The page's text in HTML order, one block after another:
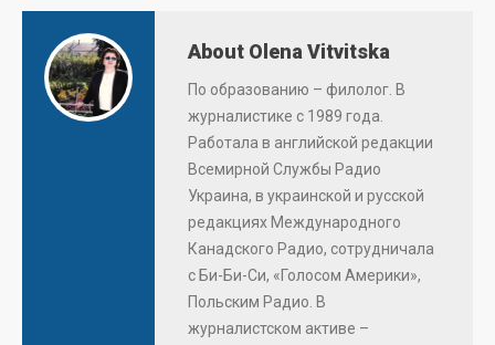
About Olena Vitvitska
По образованию – филолог. В
журналистике с 1989 года.
Работала в английской редакции
Всемирной Службы Радио
Украина, в украинской и русской
редакциях Международного
Канадского Радио, сотрудничала
с Би-Би-Си, «Голосом Америки»,
Польским Радио. В
журналистском активе –